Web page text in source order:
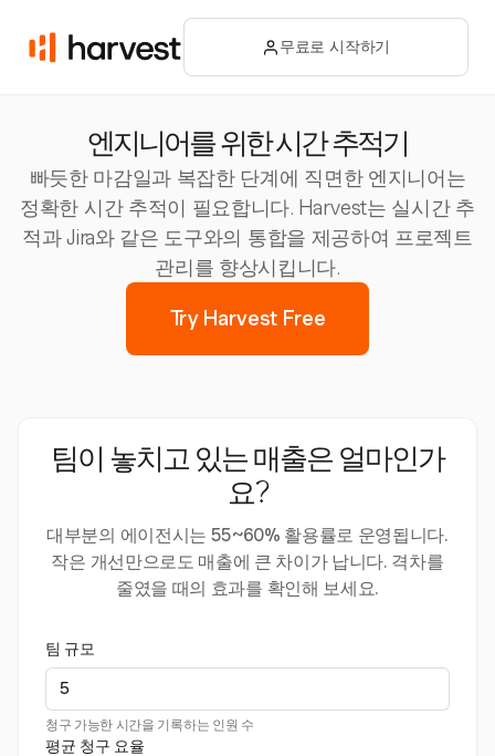
무료로 시작하기
엔지니어를 위한 시간 추적기
빠듯한 마감일과 복잡한 단계에 직면한 엔지니어는
정확한 시간 추적이 필요합니다. Harvest는 실시간 추
적과 Jira와 같은 도구와의 통합을 제공하여 프로젝트
관리를 향상시킵니다.
Try Harvest Free
팀이 놓치고 있는 매출은 얼마인가
요?
대부분의 에이전시는 55~60% 활용률로 운영됩니다.
작은 개선만으로도 매출에 큰 차이가 납니다. 격차를
줄였을 때의 효과를 확인해 보세요.
팀 규모
청구 가능한 시간을 기록하는 인원 수
평균 청구 요율